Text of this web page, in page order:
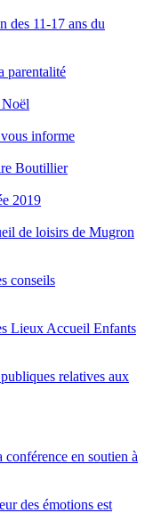
des 11-17 ans du
parentalité
Noël
informe
Boutillier
2019
de loisirs de Mugron
conseils
Lieux Accueil Enfants
relatives aux
en soutien à
des émotions est